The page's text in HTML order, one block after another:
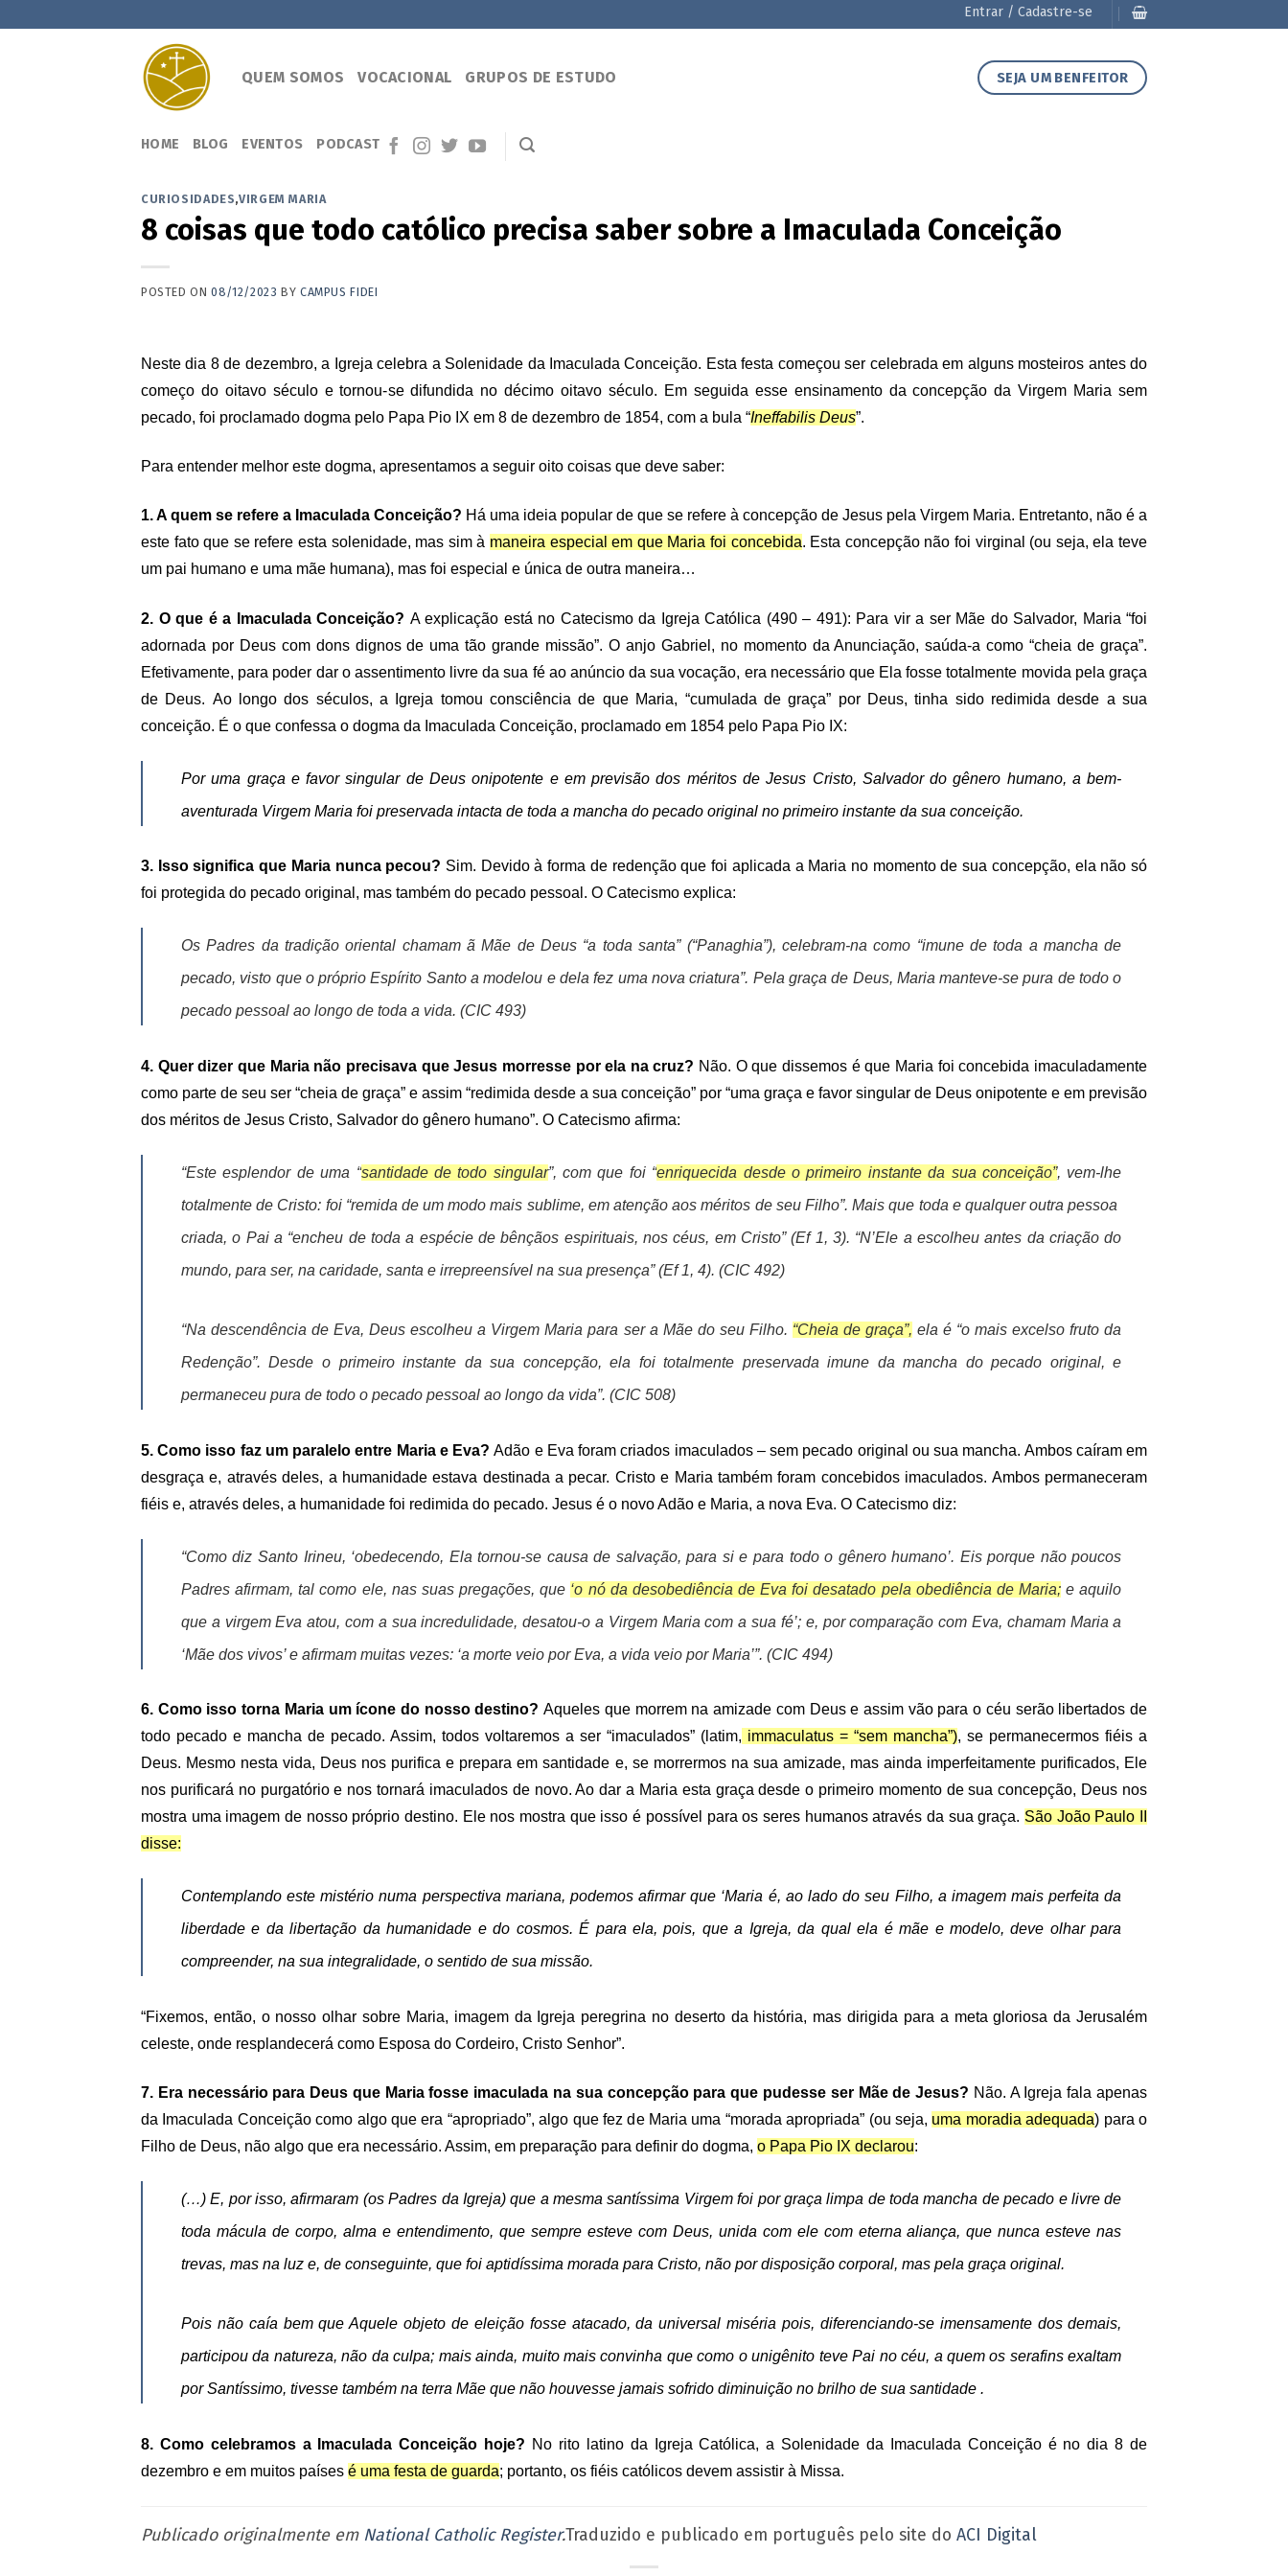
Entrar / Cadastre-se
QUEM SOMOS VOCACIONAL GRUPOS DE ESTUDO SEJA UM BENFEITOR
HOME BLOG EVENTOS PODCAST
CURIOSIDADES,VIRGEM MARIA
8 coisas que todo católico precisa saber sobre a Imaculada Conceição
POSTED ON08/12/2023 BY CAMPUS FIDEI
Neste dia 8 de dezembro, a Igreja celebra a Solenidade da Imaculada Conceição. Esta festa começou ser celebrada em alguns mosteiros antes do
começo do oitavo século e tornou-se difundida no décimo oitavo século. Em seguida esse ensinamento da concepção da Virgem Maria sem
pecado, foi proclamado dogma pelo Papa Pio IX em 8 de dezembro de 1854, com a bula “Ineffabilis Deus”.
Para entender melhor este dogma, apresentamos a seguir oito coisas que deve saber:
1. A quem se refere a Imaculada Conceição? Há uma ideia popular de que se refere à concepção de Jesus pela Virgem Maria. Entretanto, não é a
este fato que se refere esta solenidade, mas sim à maneira especial em que Maria foi concebida. Esta concepção não foi virginal (ou seja, ela teve
um pai humano e uma mãe humana), mas foi especial e única de outra maneira…
2. O que é a Imaculada Conceição? A explicação está no Catecismoda Igreja Católica (490 – 491): Para vir a ser Mãe do Salvador, Maria “foi
adornada por Deus com dons dignos de uma tão grande missão”. O anjo Gabriel, no momento da Anunciação, saúda-a como “cheia de graça”.
Efetivamente, para poder dar o assentimento livre da sua fé ao anúncio da sua vocação, era necessário que Ela fosse totalmente movida pela graça
de Deus. Ao longo dos séculos, a Igreja tomou consciência de que Maria, “cumulada de graça” por Deus, tinha sido redimida desde a sua
conceição. É o que confessa o dogma da Imaculada Conceição, proclamado em 1854 pelo Papa Pio IX:
Por uma graça e favor singular de Deus onipotente e em previsão dos méritos de Jesus Cristo, Salvador do gênero humano, a bem-
aventurada Virgem Maria foi preservada intacta de toda a mancha do pecado original no primeiro instante da sua conceição.
3. Isso significa que Maria nunca pecou? Sim. Devido à forma de redenção que foi aplicada a Maria no momento de sua concepção, ela não só
foi protegida do pecado original, mas também do pecado pessoal. O Catecismo explica:
Os Padres da tradição oriental chamam ã Mãe de Deus “a toda santa” (“Panaghia”), celebram-na como “imune de toda a mancha de
pecado, visto que o próprio Espírito Santo a modelou e dela fez uma nova criatura”. Pela graça de Deus, Maria manteve-se pura de todo o
pecado pessoal ao longo de toda a vida. (CIC 493)
4. Quer dizer que Maria não precisava que Jesus morresse por ela na cruz? Não. O que dissemos é que Maria foi concebida imaculadamente
como parte de seu ser “cheia de graça” e assim “redimida desde a sua conceição” por “uma graça e favor singular de Deus onipotente e em previsão
dos méritos de Jesus Cristo, Salvador do gênero humano”. O Catecismo afirma:
“Este esplendor de uma “santidade de todo singular”, com que foi “enriquecida desde o primeiro instante da sua conceição”, vem-lhe
totalmente de Cristo: foi “remida de um modo mais sublime, em atenção aos méritos de seu Filho”. Mais que toda e qualquer outra pessoa
criada, o Pai a “encheu de toda a espécie de bênçãos espirituais, nos céus, em Cristo” (Ef 1, 3). “N’Ele a escolheu antes da criação do
mundo, para ser, na caridade, santa e irrepreensível na sua presença” (Ef 1, 4). (CIC 492)
“Na descendência de Eva, Deus escolheu a Virgem Maria para ser a Mãe do seu Filho. “Cheia de graça”, ela é “o mais excelso fruto da
Redenção”. Desde o primeiro instante da sua concepção, ela foi totalmente preservada imune da mancha do pecado original, e
permaneceu pura de todo o pecado pessoal ao longo da vida”. (CIC 508)
5. Como isso faz um paralelo entre Maria e Eva?Adão e Eva foram criados imaculados – sem pecado original ou sua mancha. Ambos caíram em
desgraça e, através deles, a humanidade estava destinada a pecar. Cristo e Maria também foram concebidos imaculados. Ambos permaneceram
fiéis e, através deles, a humanidade foi redimida do pecado. Jesus é o novo Adão e Maria, a nova Eva. O Catecismo diz:
“Como diz Santo Irineu, ‘obedecendo, Ela tornou-se causa de salvação, para si e para todo o gênero humano’. Eis porque não poucos
Padres afirmam, tal como ele, nas suas pregações, que ‘o nó da desobediência de Eva foi desatado pela obediência de Maria; e aquilo
que a virgem Eva atou, com a sua incredulidade, desatou-o a Virgem Maria com a sua fé’; e, por comparação com Eva, chamam Maria a
‘Mãe dos vivos’ e afirmam muitas vezes: ‘a morte veio por Eva, a vida veio por Maria’”. (CIC 494)
6. Como isso torna Maria um ícone do nosso destino?Aqueles que morrem na amizade com Deus e assim vão para o céu serão libertados de
todo pecado e mancha de pecado. Assim, todos voltaremos a ser “imaculados” (latim, immaculatus = “sem mancha”), se permanecermos fiéis a
Deus. Mesmo nesta vida, Deus nos purifica e prepara em santidade e, se morrermos na sua amizade, mas ainda imperfeitamente purificados, Ele
nos purificará no purgatório e nos tornará imaculados de novo. Ao dar a Maria esta graça desde o primeiro momento de sua concepção, Deus nos
mostra uma imagem de nosso próprio destino. Ele nos mostra que isso é possível para os seres humanos através da sua graça. São João Paulo II
disse:
Contemplando este mistério numa perspectiva mariana, podemos afirmar que ‘Maria é, ao lado do seu Filho, a imagem mais perfeita da
liberdade e da libertação da humanidade e do cosmos. É para ela, pois, que a Igreja, da qual ela é mãe e modelo, deve olhar para
compreender, na sua integralidade, o sentido de sua missão.
“Fixemos, então, o nosso olhar sobre Maria, imagem da Igreja peregrina no deserto da história, mas dirigida para a meta gloriosa da Jerusalém
celeste, onde resplandecerá como Esposa do Cordeiro, Cristo Senhor”.
7. Era necessário para Deus que Maria fosse imaculada na sua concepção para que pudesse ser Mãe de Jesus? Não. A Igreja fala apenas
da Imaculada Conceição como algo que era “apropriado”, algo que fez de Maria uma “morada apropriada” (ou seja, uma moradia adequada) para o
Filho de Deus, não algo que era necessário. Assim, em preparação para definir do dogma, o Papa Pio IX declarou:
(…) E, por isso, afirmaram (os Padres da Igreja) que a mesma santíssima Virgem foi por graça limpa de toda mancha de pecado e livre de
toda mácula de corpo, alma e entendimento, que sempre esteve com Deus, unida com ele com eterna aliança, que nunca esteve nas
trevas, mas na luz e, de conseguinte, que foi aptidíssima morada para Cristo, não por disposição corporal, mas pela graça original.
Pois não caía bem que Aquele objeto de eleição fosse atacado, da universal miséria pois, diferenciando-se imensamente dos demais,
participou da natureza, não da culpa; mais ainda, muito mais convinha que como o unigênito teve Pai no céu, a quem os serafins exaltam
por Santíssimo, tivesse também na terra Mãe que não houvesse jamais sofrido diminuição no brilho de sua santidade .
8. Como celebramos a Imaculada Conceição hoje? No rito latino da Igreja Católica, a Solenidade da Imaculada Conceição é no dia 8 de
dezembro e em muitos países é uma festa de guarda; portanto, os fiéis católicos devem assistir à Missa.
Publicado originalmente em National Catholic Register.Traduzido e publicado em português pelo site do ACI Digital